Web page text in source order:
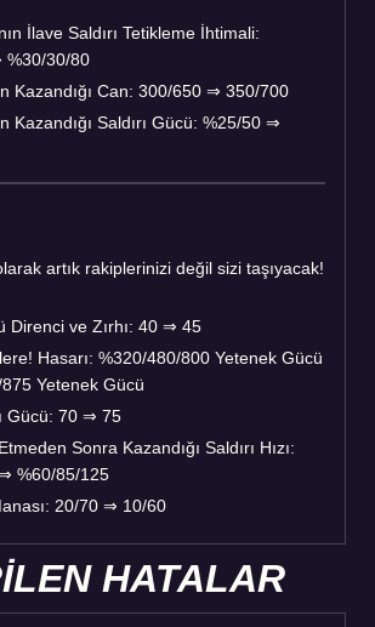
İlave Saldırı Tetikleme İhtimali:
%30/30/80
Kazandığı Can: 300/650 ⇒ 350/700
Kazandığı Saldırı Gücü: %25/50 ⇒
artık rakiplerinizi değil sizi taşıyacak!
Direnci ve Zırhı: 40 ⇒ 45
Hasarı: %320/480/800 Yetenek Gücü
Yetenek Gücü
Gücü: 70 ⇒ 75
Sonra Kazandığı Saldırı Hızı:
%60/85/125
20/70 ⇒ 10/60
HATALAR